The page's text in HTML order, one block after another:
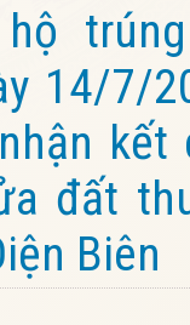
14/7/
đất
Biên